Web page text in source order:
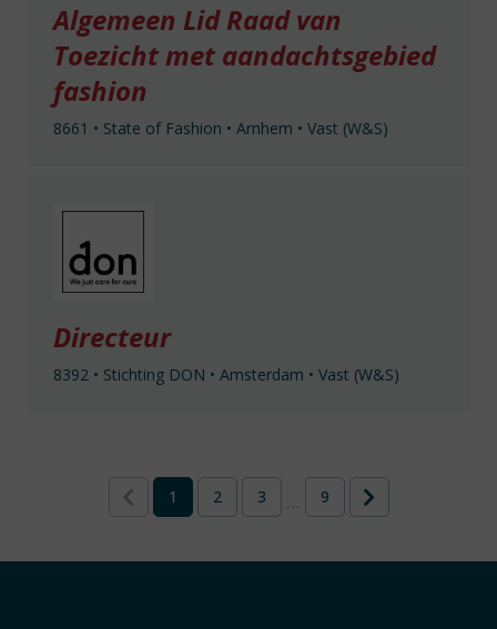
Algemeen Lid Raad van
Toezicht met aandachtsgebied
fashion
8661 • State of Fashion • Arnhem • Vast (W&S)
Directeur
8392 • Stichting DON • Amsterdam • Vast (W&S)
1 2 3 … 9